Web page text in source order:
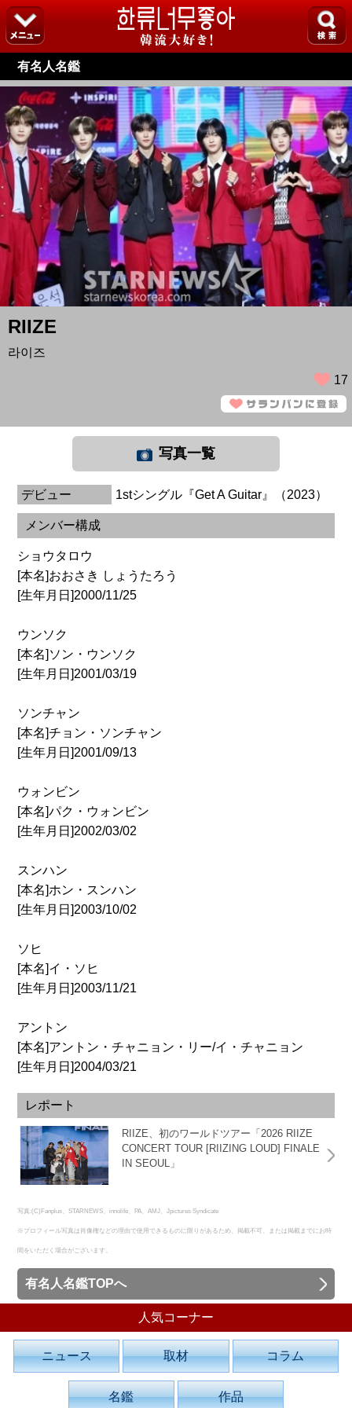
有名人名鑑
RIIZE
라이즈
17
写真一覧
デビュー 1stシングル『Get A Guitar』（2023）
メンバー構成
ショウタロウ
[本名]おおさき しょうたろう
[生年月日]2000/11/25
ウンソク
[本名]ソン・ウンソク
[生年月日]2001/03/19
ソンチャン
[本名]チョン・ソンチャン
[生年月日]2001/09/13
ウォンビン
[本名]パク・ウォンビン
[生年月日]2002/03/02
スンハン
[本名]ホン・スンハン
[生年月日]2003/10/02
ソヒ
[本名]イ・ソヒ
[生年月日]2003/11/21
アントン
[本名]アントン・チャニョン・リー/イ・チャニョン
[生年月日]2004/03/21
レポート
RIIZE、初のワールドツアー「2026 RIIZE
CONCERT TOUR [RIIZING LOUD] FINALE
IN SEOUL」
写真:(C)Fanplus、STARNEWS、innolife、PA、AMJ、Jpictures Syndicate
※プロフィール写真は肖像権などの理由で使用できるものに限りがあるため、掲載不可、または掲載までにお時
間をいただく場合がございます。
有名人名鑑TOPへ
人気コーナー
ニュース 取材 コラム
名鑑 作品